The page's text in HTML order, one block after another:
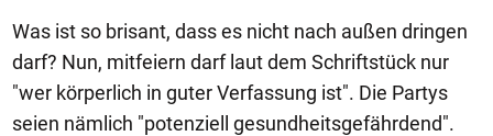
Was ist so brisant, dass es nicht nach außen dringen
darf? Nun, mitfeiern darf laut dem Schriftstück nur
"wer körperlich in guter Verfassung ist". Die Partys
seien nämlich "potenziell gesundheitsgefährdend".